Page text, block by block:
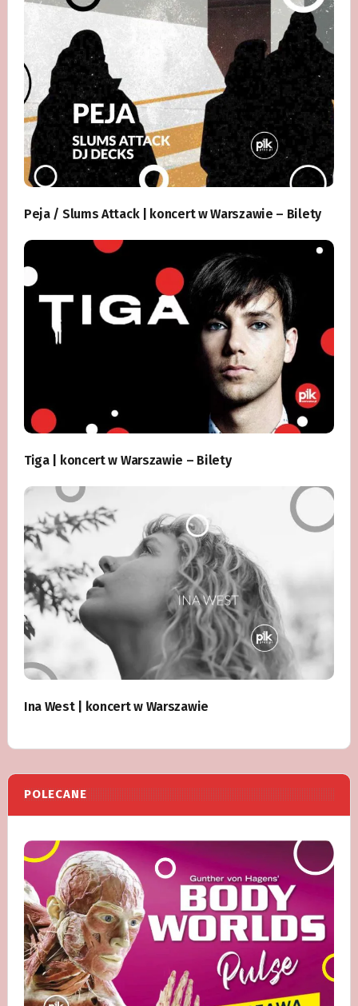
Peja / Slums Attack | koncert w Warszawie – Bilety
Tiga | koncert w Warszawie – Bilety
Ina West | koncert w Warszawie
POLECANE